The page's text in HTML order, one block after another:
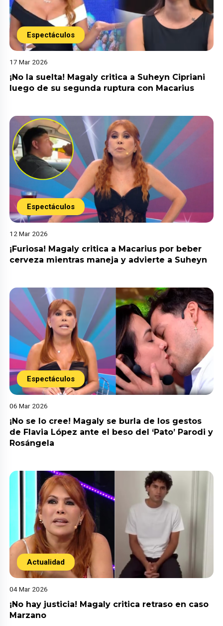
Espectáculos
17 Mar 2026
¡No la suelta! Magaly critica a Suheyn Cipriani
luego de su segunda ruptura con Macarius
Espectáculos
12 Mar 2026
¡Furiosa! Magaly critica a Macarius por beber
cerveza mientras maneja y advierte a Suheyn
Espectáculos
06 Mar 2026
¡No se lo cree! Magaly se burla de los gestos
de Flavia López ante el beso del ‘Pato’ Parodi y
Rosángela
Actualidad
04 Mar 2026
¡No hay justicia! Magaly critica retraso en caso
Marzano